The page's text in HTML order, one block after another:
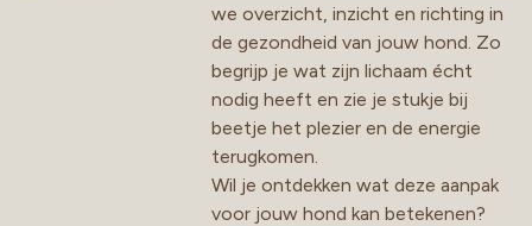
we overzicht, inzicht en richting in
de gezondheid van jouw hond. Zo
begrijp je wat zijn lichaam écht
nodig heeft en zie je stukje bij
beetje het plezier en de energie
terugkomen.
Wil je ontdekken wat deze aanpak
voor jouw hond kan betekenen?